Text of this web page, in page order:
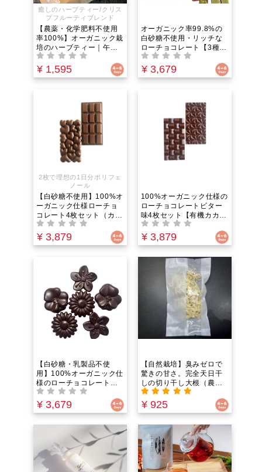
癒しのハーブティー/クリス
プフルーティブレンド
【農薬・化学肥料不使用
率100%】オーガニック栽
培のハーブティー｜午後
のリセットにおすすめの
ルビーブレンド｜集中力
低下やだるさを吹き飛ば
アにする至福の1杯
¥ 1,595
オーガニック率99.8%の
白砂糖不使用・リッチな
ローチョコレート【3種の
フレーバーセット】苺・
味噌ピスタチオ・塩バニ
ラ｜緑茶4倍の抗酸化力と
フリースイーツ
¥ 3,679
2枚で理想の1日分ポリフェ
ノール
【白砂糖不使用】100%オ
ーガニック仕様ローチョ
コレート4枚セット（カカ
オ71%）罪悪感ゼロ・生
きた酵素をそのまま食べ
るサプリ！｜有機椰子糖
¥ 3,879
100%オーガニック仕様の
ローチョコレートビター
味4枚セット【有機カカオ
75%】緑茶4倍の抗酸化
力！カカオニブの食感が
贅沢な「白砂糖・乳製品
リフェノールを味わう罪
悪感ゼロの食べるサプリ
¥ 3,879
【白砂糖・乳製品不使
用】100%オーガニック仕
様のローチョコレート
（カカオ71%）生きた酵
素を食べる！緑茶の4倍の
抗酸化力！｜個包装6個入
ェノールを補給する次世
¥ 3,679
【自然栽培】臭みゼロで
驚きの甘さ。完全天日干
しの切り干し大根（農
薬・肥料不使用）｜戻し
汁まで絶品出汁に。鉄分
と食物繊維が凝縮した食
¥ 925